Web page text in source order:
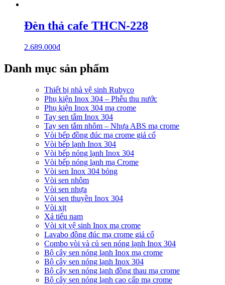
Đèn thả cafe THCN-228
2.689.000₫
Danh mục sản phẩm
Thiết bị nhà vệ sinh Rubyco
Phụ kiện Inox 304 – Phễu thu nước
Phụ kiện Inox 304 mạ crome
Tay sen tắm Inox 304
Tay sen tắm nhôm – Nhựa ABS mạ crome
Vòi bếp đồng đúc mạ crome giả cổ
Vòi bếp lạnh Inox 304
Vòi bếp nóng lạnh Inox 304
Vòi bếp nóng lạnh mạ Crome
Vòi sen Inox 304 bóng
Vòi sen nhôm
Vòi sen nhựa
Vòi sen thuyền Inox 304
Vòi xịt
Xả tiểu nam
Vòi xịt vệ sinh Inox mạ crome
Lavabo đồng đúc mạ crome giả cổ
Combo vòi và củ sen nóng lạnh Inox 304
Bộ cây sen nóng lạnh Inox mạ crome
Bộ cây sen nóng lạnh Inox 304
Bộ cây sen nóng lạnh đồng thau mạ crome
Bộ cây sen nóng lạnh cao cấp mạ crome